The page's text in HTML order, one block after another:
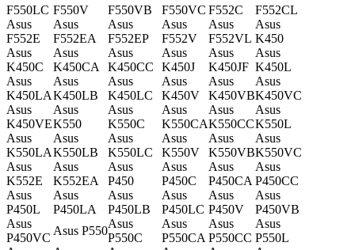
F550LC F550V
F550VB
F550VC F552C
F552CL
Asus
F552E
Asus
F552EA
Asus
F552EP
Asus
F552V
Asus
F552VL
Asus
K450
Asus
K450C
Asus
K450CA
Asus
K450CC
Asus
K450J
Asus
K450JF
Asus
K450L
Asus
K450LA
Asus
K450LB
Asus
K450LC
Asus
K450V
Asus
K450VB
Asus
K450VC
Asus
K450VE
Asus
K550
Asus
K550C
Asus
K550CA
Asus
K550CC
Asus
K550L
Asus
K550LA
Asus
K550LB
Asus
K550LC
Asus
K550V
Asus
K550VB
Asus
K550VC
Asus
K552E
Asus
K552EA
Asus
P450
Asus
P450C
Asus
P450CA
Asus
P450CC
Asus
P450L
Asus
P450LA
Asus
P450LB
Asus
P450LC
Asus
P450V
Asus
P450VB
Asus
P450VC
Asus P550
Asus
P550C
Asus
P550CA
Asus
P550CC
Asus
P550L